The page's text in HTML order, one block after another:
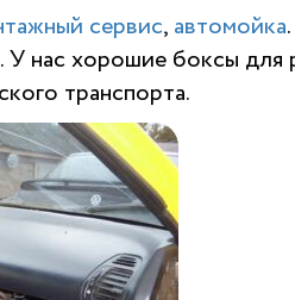
сервис, автомойка
У нас хорошие боксы
транспорта.